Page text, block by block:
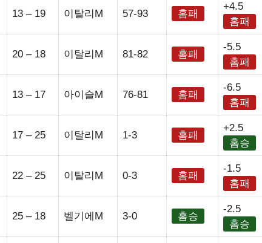
13 – 19 이탈리M 57-93 홈패
+4.5
홈패
20 – 18 이탈리M 81-82 홈패
-5.5
홈패
13 – 17 아이슬M 76-81 홈패
-6.5
홈패
17 – 25 이탈리M 1-3 홈패
+2.5
홈승
22 – 25 이탈리M 0-3 홈패
-1.5
홈패
25 – 18 벨기에M 3-0 홈승
-2.5
홈승